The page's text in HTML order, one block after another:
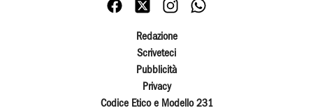
Redazione
Scriveteci
Pubblicità
Privacy
Codice Etico e Modello 231